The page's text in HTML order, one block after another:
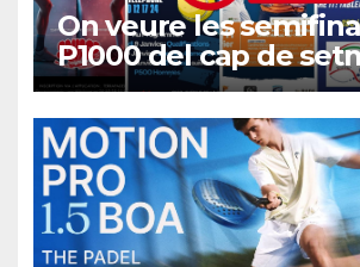
On veure les
P1000 del cap de